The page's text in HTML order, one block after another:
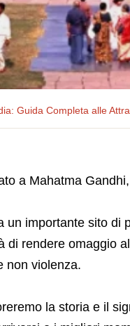
Guida Completa alle
a Mahatma
un importante sito di
di rendere omaggio
non violenza.
la storia e il